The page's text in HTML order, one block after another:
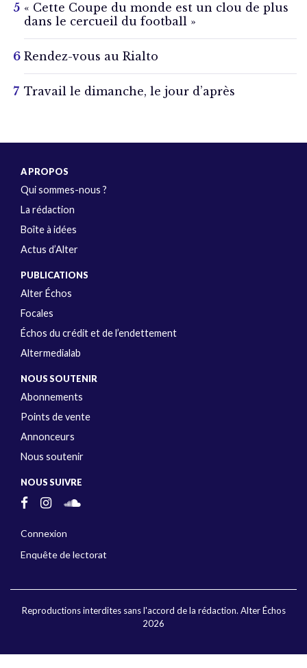
« Cette Coupe du monde est un clou de plus
dans le cercueil du football »
Rendez-vous au Rialto
Travail le dimanche, le jour d’après
A PROPOS
Qui sommes-nous ?
La rédaction
Boîte à idées
Actus d’Alter
PUBLICATIONS
Alter Échos
Focales
Échos du crédit et de l’endettement
Altermedialab
NOUS SOUTENIR
Abonnements
Points de vente
Annonceurs
Nous soutenir
NOUS SUIVRE
Connexion
Enquête de lectorat
Reproductions interdites sans l'accord de la rédaction. Alter Échos
2026